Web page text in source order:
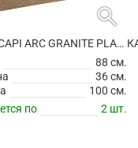
search
КАШПО CAPI ARC GRANITE PLANTER RECTANGLE WARM TAUPE
88 см.
36 см.
100 см.
по
2 шт.